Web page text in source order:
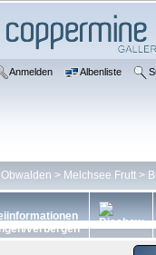
Anmelden Albenliste
Obwalden > Melchsee Frutt >